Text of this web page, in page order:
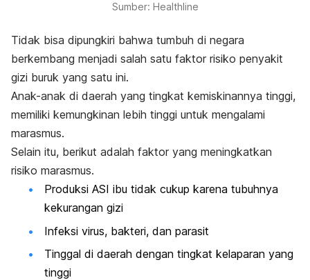
Sumber: Healthline
Tidak bisa dipungkiri bahwa tumbuh di negara
berkembang menjadi salah satu faktor risiko penyakit
gizi buruk yang satu ini.
Anak-anak di daerah yang tingkat kemiskinannya tinggi,
memiliki kemungkinan lebih tinggi untuk mengalami
marasmus.
Selain itu, berikut adalah faktor yang meningkatkan
risiko marasmus.
Produksi ASI ibu tidak cukup karena tubuhnya
kekurangan gizi
Infeksi virus, bakteri, dan parasit
Tinggal di daerah dengan tingkat kelaparan yang
tinggi